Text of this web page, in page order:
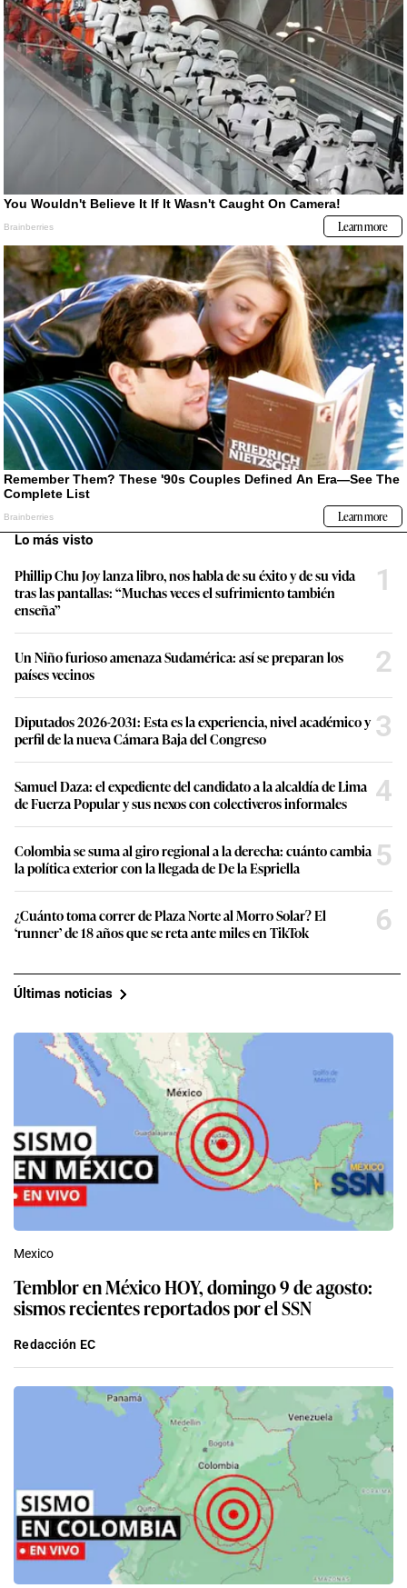
Lo más visto
Phillip Chu Joy lanza libro, nos habla de su éxito y de su vida
tras las pantallas: “Muchas veces el sufrimiento también
enseña”
1
Un Niño furioso amenaza Sudamérica: así se preparan los
países vecinos
2
Diputados 2026-2031: Esta es la experiencia, nivel académico y
perfil de la nueva Cámara Baja del Congreso
3
Samuel Daza: el expediente del candidato a la alcaldía de Lima
de Fuerza Popular y sus nexos con colectiveros informales
4
Colombia se suma al giro regional a la derecha: cuánto cambia
la política exterior con la llegada de De la Espriella
5
¿Cuánto toma correr de Plaza Norte al Morro Solar? El
‘runner’ de 18 años que se reta ante miles en TikTok
6
Últimas noticias
Mexico
Temblor en México HOY, domingo 9 de agosto:
sismos recientes reportados por el SSN
Redacción EC